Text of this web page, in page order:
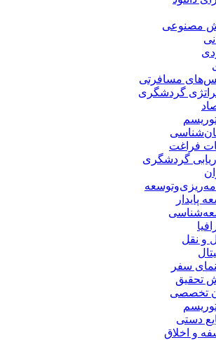
مصنوعی
مسافرتی
گردشگری
فراغت
گردشگری
پایدار
و نقل
سفر
تحقیق
تخصصی
دستی
و اخلاق